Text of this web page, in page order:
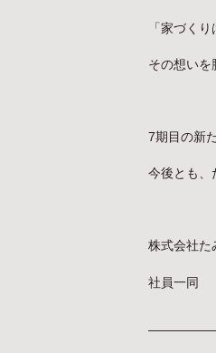
「家づく
その想いを
7期目の新
今後とも、
株式会社た
社員一同